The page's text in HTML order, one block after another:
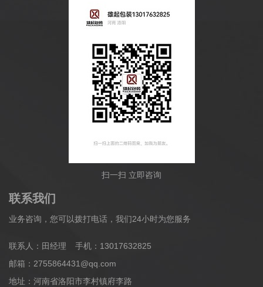
扫一扫 立即咨询
联系我们
业务咨询，您可以拨打电话，我们24小时为您服务
联系人：田经理
手机：13017632825
邮箱：2755864431@qq.com
地址：河南省洛阳市李村镇府李路